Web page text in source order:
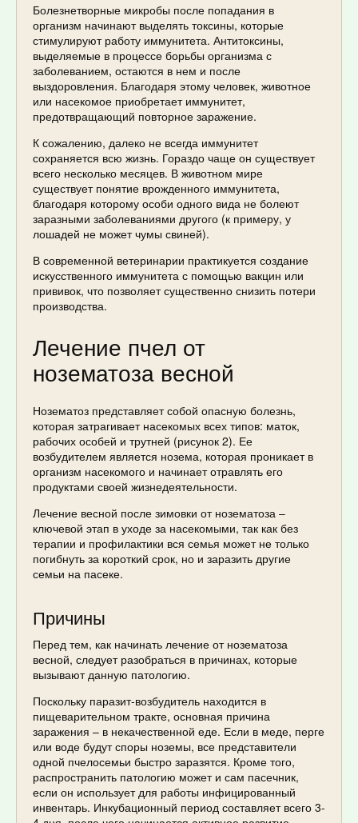
Болезнетворные микробы после попадания в
организм начинают выделять токсины, которые
стимулируют работу иммунитета. Антитоксины,
выделяемые в процессе борьбы организма с
заболеванием, остаются в нем и после
выздоровления. Благодаря этому человек, животное
или насекомое приобретает иммунитет,
предотвращающий повторное заражение.
К сожалению, далеко не всегда иммунитет
сохраняется всю жизнь. Гораздо чаще он существует
всего несколько месяцев. В животном мире
существует понятие врожденного иммунитета,
благодаря которому особи одного вида не болеют
заразными заболеваниями другого (к примеру, у
лошадей не может чумы свиней).
В современной ветеринарии практикуется создание
искусственного иммунитета с помощью вакцин или
прививок, что позволяет существенно снизить потери
производства.
Лечение пчел от
нозематоза весной
Нозематоз представляет собой опасную болезнь,
которая затрагивает насекомых всех типов: маток,
рабочих особей и трутней (рисунок 2). Ее
возбудителем является нозема, которая проникает в
организм насекомого и начинает отравлять его
продуктами своей жизнедеятельности.
Лечение весной после зимовки от нозематоза –
ключевой этап в уходе за насекомыми, так как без
терапии и профилактики вся семья может не только
погибнуть за короткий срок, но и заразить другие
семьи на пасеке.
Причины
Перед тем, как начинать лечение от нозематоза
весной, следует разобраться в причинах, которые
вызывают данную патологию.
Поскольку паразит-возбудитель находится в
пищеварительном тракте, основная причина
заражения – в некачественной еде. Если в меде, перге
или воде будут споры ноземы, все представители
одной пчелосемьи быстро заразятся. Кроме того,
распространить патологию может и сам пасечник,
если он использует для работы инфицированный
инвентарь. Инкубационный период составляет всего 3-